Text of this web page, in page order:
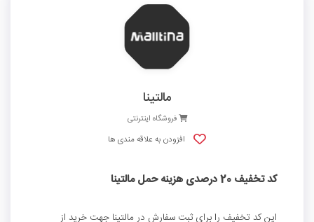
مالتینا
فروشگاه اینترنتی
افزودن به علاقه مندی ها
کد تخفیف 20 درصدی هزینه حمل مالتینا
این کد تخفیف را برای ثبت سفارش در مالتینا جهت خرید از